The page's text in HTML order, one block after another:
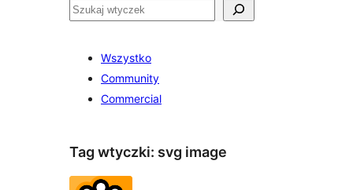
Szukaj
Wszystko
Community
Commercial
Tag wtyczki: svg image